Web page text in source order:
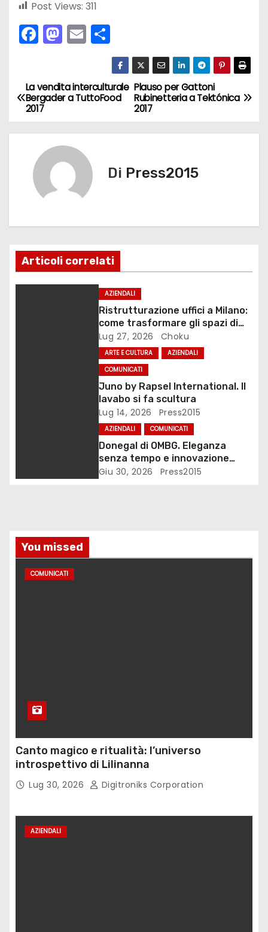
Post Views: 311
F
a
e
b
o
o
k
M
a
o
d
o
n
E
m
l
C
o
n
di
vi
di
N
a
i
Plauso per Gattoni
Rubinetteria a Tektónica
2017
La vendita interculturale
Bergader a TuttoFood
2017
Di Press2015
Articoli correlati
AZIENDALI
Ristrutturazione uffici a Milano:
come trasformare gli spazi di
lavoro
Lug 27, 2026 Choku
ARTE E CULTURA
AZIENDALI
COMUNICATI
Juno by Rapsel International. Il
lavabo si fa scultura
Lug 14, 2026 Press2015
AZIENDALI COMUNICATI
Donegal di OMBG. Eleganza
senza tempo e innovazione
tecnologica
Giu 30, 2026 Press2015
You missed
COMUNICATI
Canto magico e ritualità: l’universo
introspettivo di Lilinanna
Lug 30, 2026 Digitroniks Corporation
AZIENDALI